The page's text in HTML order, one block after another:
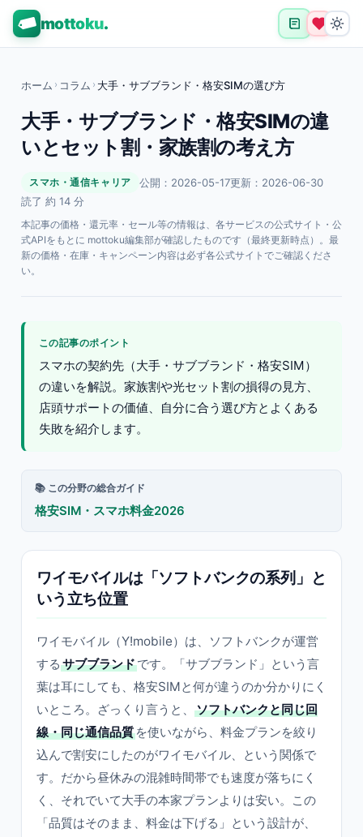
mottoku.
ホーム › コラム › 大手・サブブランド・格安SIMの選び方
大手・サブブランド・格安SIMの違
いとセット割・家族割の考え方
スマホ・通信キャリア 公開：2026-05-17更新：2026-06-30
読了 約 14 分
本記事の価格・還元率・セール等の情報は、各サービスの公式サイト・公
式APIをもとに mottoku編集部が確認したものです（最終更新時点）。最
新の価格・在庫・キャンペーン内容は必ず各公式サイトでご確認くださ
い。
この記事のポイント
スマホの契約先（大手・サブブランド・格安SIM）
の違いを解説。家族割や光セット割の損得の見方、
店頭サポートの価値、自分に合う選び方とよくある
失敗を紹介します。
📚 この分野の総合ガイド
格安SIM・スマホ料金2026
ワイモバイルは「ソフトバンクの系列」と
いう立ち位置
ワイモバイル（Y!mobile）は、ソフトバンクが運営
する サブブランドです。「サブブランド」という言
葉は耳にしても、格安SIMと何が違うのか分かりにく
いところ。ざっくり言うと、
ソフトバンクと同じ回
線・同じ通信品質 を使いながら、料金プランを絞り
込んで割安にしたのがワイモバイル、という関係で
す。だから昼休みの混雑時間帯でも速度が落ちにく
く、それでいて大手の本家プランよりは安い。この
「品質はそのまま、料金は下げる」という設計が、